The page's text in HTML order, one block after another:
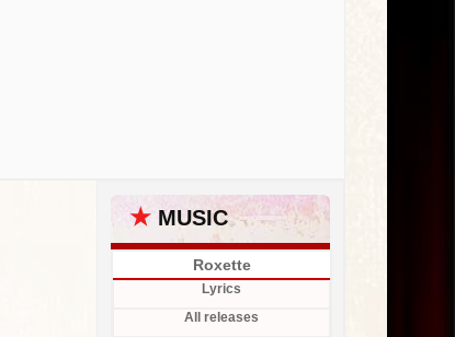
★ MUSIC
Roxette
Lyrics
All releases